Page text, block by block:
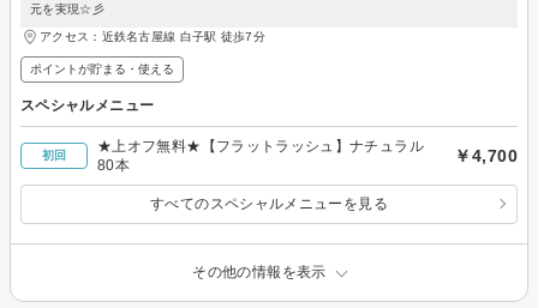
元を実現☆彡
アクセス：近鉄名古屋線 白子駅 徒歩7分
ポイントが貯まる・使える
スペシャルメニュー
初回
★上オフ無料★【フラットラッシュ】ナチュラル
80本
￥4,700
すべてのスペシャルメニューを見る
その他の情報を表示